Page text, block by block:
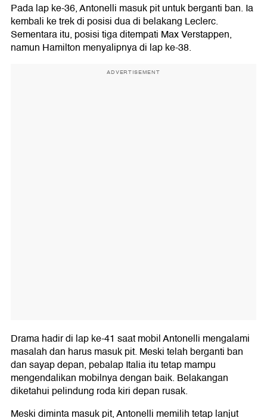
Pada lap ke-36, Antonelli masuk pit untuk berganti ban. Ia
kembali ke trek di posisi dua di belakang Leclerc.
Sementara itu, posisi tiga ditempati Max Verstappen,
namun Hamilton menyalipnya di lap ke-38.
ADVERTISEMENT
Drama hadir di lap ke-41 saat mobil Antonelli mengalami
masalah dan harus masuk pit. Meski telah berganti ban
dan sayap depan, pebalap Italia itu tetap mampu
mengendalikan mobilnya dengan baik. Belakangan
diketahui pelindung roda kiri depan rusak.
Meski diminta masuk pit, Antonelli memilih tetap lanjut